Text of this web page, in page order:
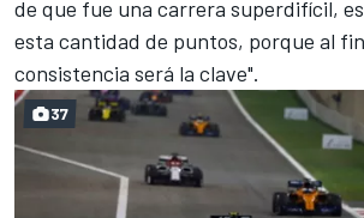
de que fue una carrera superdifícil,
esta cantidad de puntos, porque al
consistencia será la clave".
37